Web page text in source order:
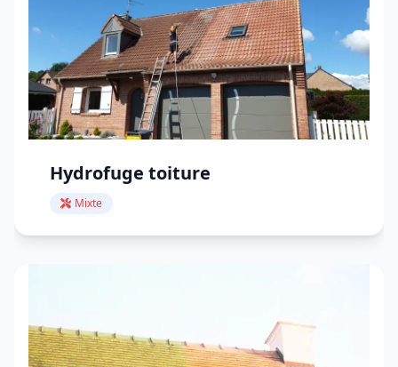
Hydrofuge toiture
Mixte